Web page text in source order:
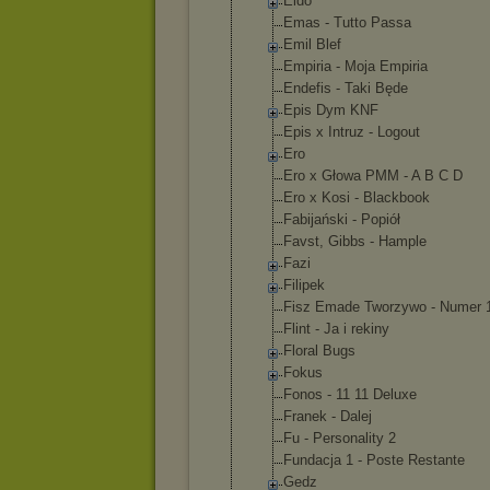
Emas - Tutto Passa
Emil Blef
Empiria - Moja Empiria
Endefis - Taki Będe
Epis Dym KNF
Epis x Intruz - Logout
Ero
Ero x Głowa PMM - A B C D
Ero x Kosi - Blackbook
Fabijański - Popiół
Favst, Gibbs - Hample
Fazi
Filipek
Fisz Emade Tworzywo - Numer
Flint - Ja i rekiny
Floral Bugs
Fokus
Fonos - 11 11 Deluxe
Franek - Dalej
Fu - Personality 2
Fundacja 1 - Poste Restante
Gedz